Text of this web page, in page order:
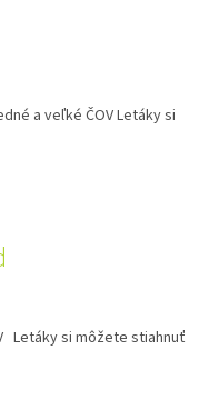
a veľké ČOV Letáky si
Letáky si môžete stiahnuť